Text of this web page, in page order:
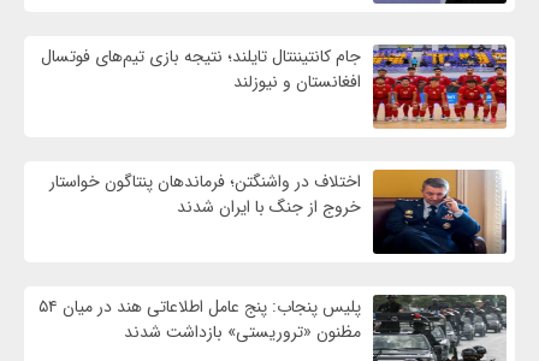
جام کانتیننتال تایلند؛ نتیجه بازی تیم‌های فوتسال
افغانستان و نیوزلند
اختلاف در واشنگتن؛ فرماندهان پنتاگون خواستار
خروج از جنگ با ایران شدند
پلیس پنجاب: پنج عامل اطلاعاتی هند در میان ۵۴
مظنون «تروریستی» بازداشت شدند